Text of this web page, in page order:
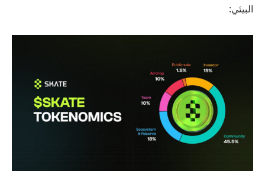
البيئي: